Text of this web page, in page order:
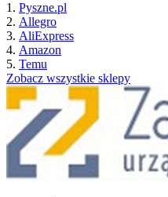
Pyszne.pl
Allegro
AliExpress
Amazon
Temu
Zobacz wszystkie sklepy